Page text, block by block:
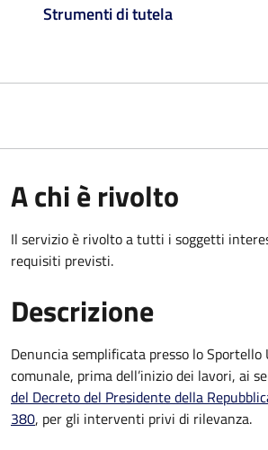
Strumenti di tutela
A chi è rivolto
Il servizio è rivolto a tutti i soggetti
requisiti previsti.
Descrizione
Denuncia semplificata presso lo Sportello
comunale, prima dell’inizio dei lavori, ai
del Decreto del Presidente della
380, per gli interventi privi di rilevanza.